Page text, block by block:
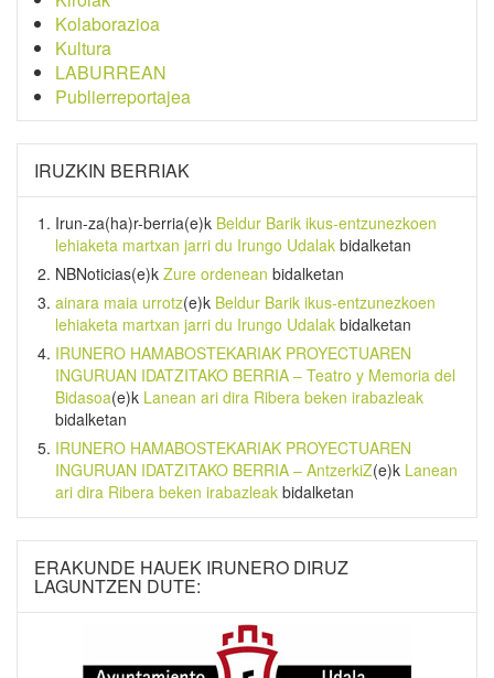
Kolaborazioa
Kultura
LABURREAN
Publierreportajea
IRUZKIN BERRIAK
Irun-za(ha)r-berria(e)k Beldur Barik ikus-entzunezkoen
lehiaketa martxan jarri du Irungo Udalak bidalketan
NBNoticias(e)k Zure ordenean bidalketan
ainara maia urrotz(e)k Beldur Barik ikus-entzunezkoen
lehiaketa martxan jarri du Irungo Udalak bidalketan
IRUNERO HAMABOSTEKARIAK PROYECTUAREN
INGURUAN IDATZITAKO BERRIA – Teatro y Memoria del
Bidasoa(e)k Lanean ari dira Ribera beken irabazleak
bidalketan
IRUNERO HAMABOSTEKARIAK PROYECTUAREN
INGURUAN IDATZITAKO BERRIA – AntzerkiZ(e)k Lanean
ari dira Ribera beken irabazleak bidalketan
ERAKUNDE HAUEK IRUNERO DIRUZ
LAGUNTZEN DUTE: